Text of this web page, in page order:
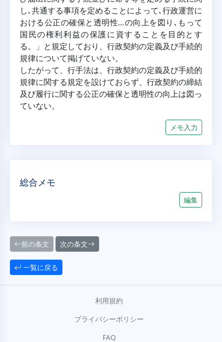
し､共通する事項を定めることによって､行政運営に
おける公正の確保と透明性…の向上を図り､もって
国民の権利利益の保護に資することを目的とす
る。」と規定しており、行政契約の定義及び手続的
規律について掲げていない。
したがって、行手法は、行政契約の定義及び手続的
規律に関する規定を設けておらず、行政契約の締結
及び履行に関する公正の確保と透明性の向上は図っ
ていない。
メモ入力
総合メモ
編集
前の条文 次の条文
一覧に戻る
利用規約
プライバシーポリシー
FAQ